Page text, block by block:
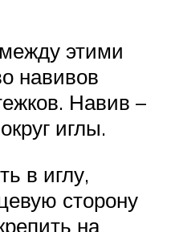
этими
навивов
Навив –
иглы.
в иглу,
сторону
на